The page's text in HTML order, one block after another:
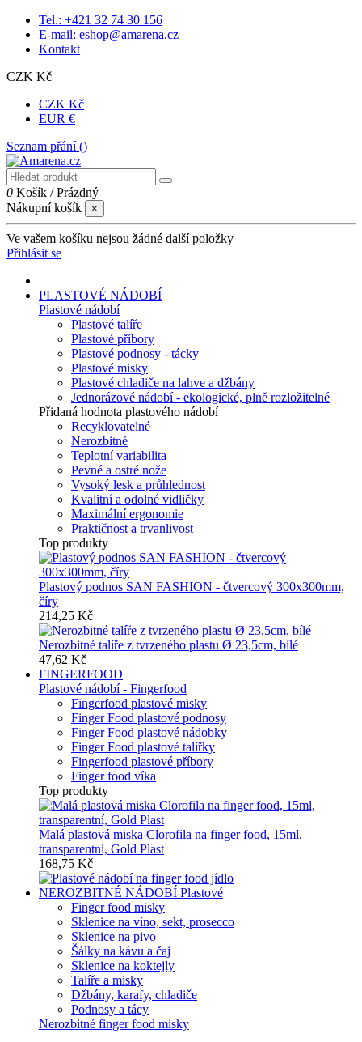
Tel.: +421 32 74 30 156
E-mail: eshop@amarena.cz
Kontakt
CZK Kč
CZK Kč
EUR €
Seznam přání ()
0 Košík /Prázdný
Nákupní košík
×
Ve vašem košíku nejsou žádné další položky
Přihlásit se
PLASTOVÉ NÁDOBÍ
Plastové nádobí
Plastové talíře
Plastové příbory
Plastové podnosy - tácky
Plastové misky
Plastové chladiče na lahve a džbány
Jednorázové nádobí - ekologické, plně rozložitelné
Přidaná hodnota plastového nádobí
Recyklovatelné
Nerozbitné
Teplotní variabilita
Pevné a ostré nože
Vysoký lesk a průhlednost
Kvalitní a odolné vidličky
Maximální ergonomie
Praktičnost a trvanlivost
Top produkty
Plastový podnos SAN FASHION - čtvercový 300x300mm,
číry
214,25 Kč
Nerozbitné talíře z tvrzeného plastu Ø 23,5cm, bílé
47,62 Kč
FINGERFOOD
Plastové nádobí - Fingerfood
Fingerfood plastové misky
Finger Food plastové podnosy
Finger Food plastové nádobky
Finger Food plastové talířky
Fingerfood plastové příbory
Finger food víka
Top produkty
Malá plastová miska Clorofila na finger food, 15ml,
transparentní, Gold Plast
168,75 Kč
NEROZBITNÉ NÁDOBÍ Plastové
Finger food misky
Sklenice na víno, sekt, prosecco
Sklenice na pivo
Šálky na kávu a čaj
Sklenice na koktejly
Talíře a misky
Džbány, karafy, chladiče
Podnosy a tácy
Nerozbitné finger food misky